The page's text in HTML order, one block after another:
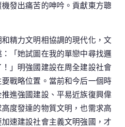
發出痛苦的呻吟。貢獻東方聰
精力文明相協調的現代化，文
「她試圖在我的單戀中尋找邏
」明強國建設在周全建設社會
戰略位置。當前和今后一個時
進強國建設、平易近族復興偉
度發達的物質文明，也需求高
速建設社會主義文明強國，才